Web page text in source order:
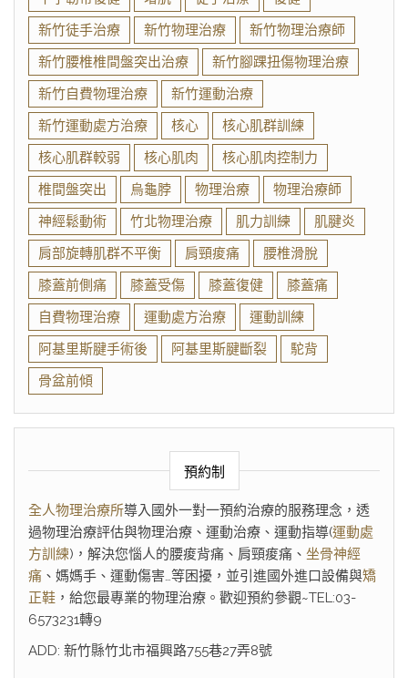
新竹徒手治療
新竹物理治療
新竹物理治療師
新竹腰椎椎間盤突出治療
新竹腳踝扭傷物理治療
新竹自費物理治療
新竹運動治療
新竹運動處方治療
核心
核心肌群訓練
核心肌群較弱
核心肌肉
核心肌肉控制力
椎間盤突出
烏龜脖 物理治療
物理治療師
神經鬆動術
竹北物理治療 肌力訓練
肌腱炎
肩部旋轉肌群不平衡
肩頸痠痛
腰椎滑脫
膝蓋前側痛
膝蓋受傷 膝蓋復健
膝蓋痛
自費物理治療
運動處方治療
運動訓練
阿基里斯腱手術後
阿基里斯腱斷裂
駝背
骨盆前傾
預約制
全人物理治療所導入國外一對一預約治療的服務理念，透
過物理治療評估與物理治療、運動治療、運動指導(運動處
方訓練)，解決您惱人的腰痠背痛、肩頸痠痛、 坐骨神經
痛 、媽媽手、運動傷害…等困擾，並引進國外進口設備與矯
正鞋 ，給您最專業的物理治療。歡迎預約參觀~TEL:03-
6573231轉9
ADD: 新竹縣竹北市福興路755巷27弄8號